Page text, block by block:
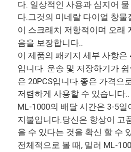
다. 일상적인 사용과 심지어
다.그것의 미네랄 다이얼 창물
이 스크래치 저항적이며 오래
음을 보장합니다..
이 제품의 패키지 세부 사항
입니다. 운송 및 저장하기가
은 20PCS입니다.좋은 가격으
저렴하게 사용할 수 있습니다..
ML-1000의 배달 시간은 3-5
지불입니다.당신은 항상이 고
을 수 있다는 것을 확신 할 수
전체적으로 볼 때, 밀러 ML-